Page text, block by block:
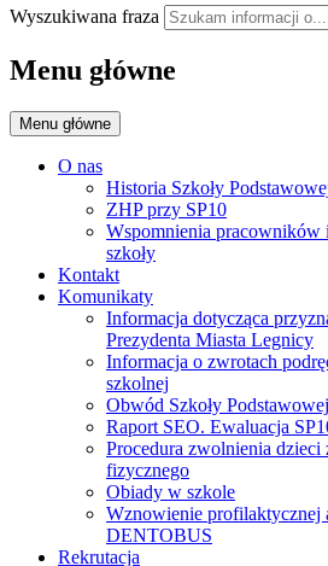
Wyszukiwana fraza
Menu główne
Menu główne
O nas
Historia Szkoły
ZHP przy SP10
Wspomnienia pracowników
szkoły
Kontakt
Komunikaty
Informacja dotycząca
Prezydenta Miasta Legnicy
Informacja o zwrotach
szkolnej
Obwód Szkoły
Raport SEO. Ewaluacja
Procedura zwolnienia dzieci
fizycznego
Obiady w szkole
Wznowienie profilaktycznej
DENTOBUS
Rekrutacja